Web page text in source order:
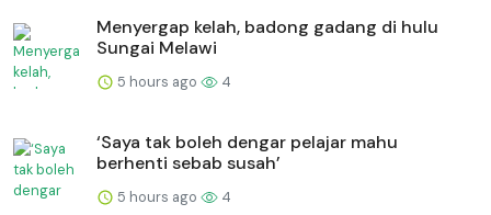
Menyergap kelah, badong gadang di hulu
Sungai Melawi
5 hours ago 4
‘Saya tak boleh dengar pelajar mahu
berhenti sebab susah’
5 hours ago 4